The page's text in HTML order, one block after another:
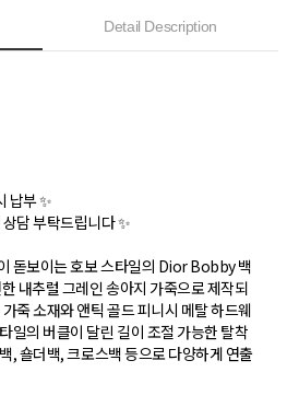
Detail Description
납부 ✨
담 부탁드립니다 ✨
돋보이는 호보 스타일의 Dior Bobby 백
내추럴 그레인 송아지 가죽으로 제작되
죽 소재와 앤틱 골드 피니시 메탈 하드웨
일의 버클이 달린 길이 조절 가능한 탈착
, 숄더백, 크로스백 등으로 다양하게 연출